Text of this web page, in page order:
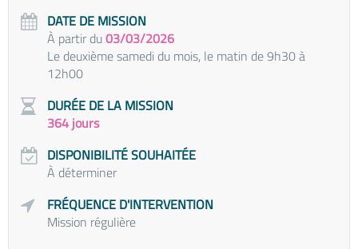
DATE DE MISSION
À partir du03/03/2026
Le deuxième samedi du mois, le matin de 9h30 à
12h00
DURÉE DE LA MISSION
364 jours
DISPONIBILITÉ SOUHAITÉE
À déterminer
FRÉQUENCE D'INTERVENTION
Mission régulière